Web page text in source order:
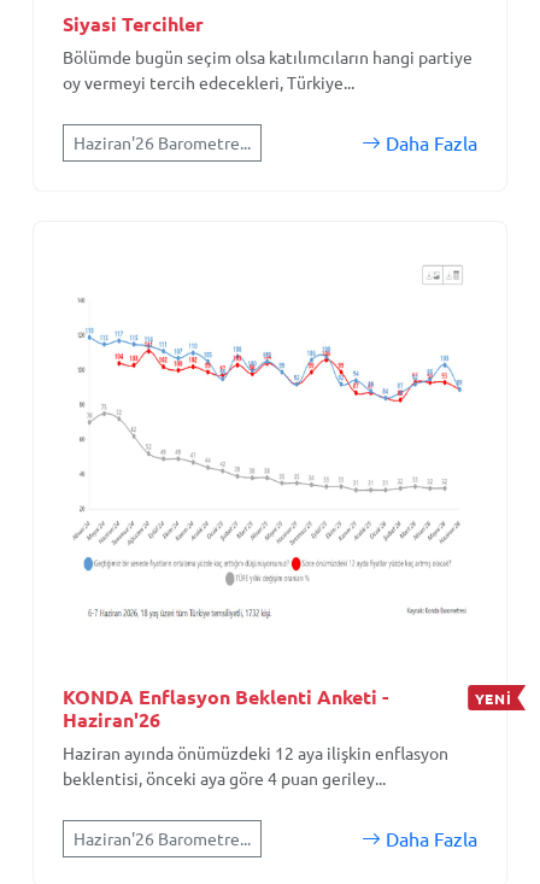
Siyasi Tercihler
Bölümde bugün seçim olsa katılımcıların hangi partiye
oy vermeyi tercih edecekleri, Türkiye...
Haziran'26 Barometre... Daha Fazla
KONDA Enflasyon Beklenti Anketi -
Haziran'26
YENİ
Haziran ayında önümüzdeki 12 aya ilişkin enflasyon
beklentisi, önceki aya göre 4 puan geriley...
Haziran'26 Barometre... Daha Fazla